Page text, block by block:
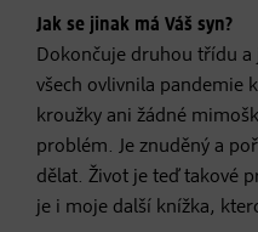
Jak se jinak má Váš syn?
Dokončuje druhou třídu a
všech ovlivnila pandemie
kroužky ani žádné
problém. Je znuděný a
dělat. Život je teď takové
je i moje další knížka,